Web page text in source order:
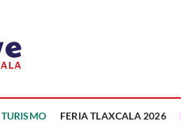
TURISMO FERIA TLAXCALA 2026